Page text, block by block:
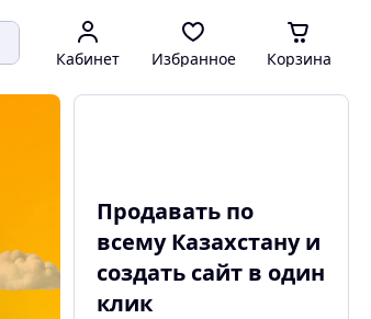
Кабинет Избранное Корзина
Продавать по
всему Казахстану и
создать сайтв один
клик